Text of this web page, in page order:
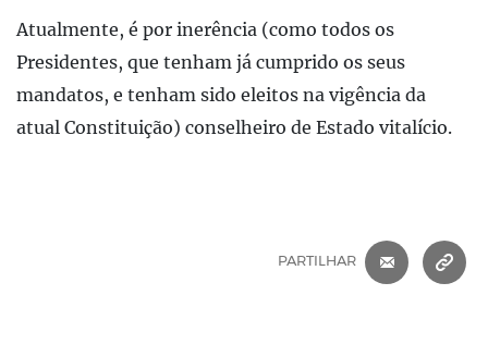
Atualmente, é por inerência (como todos os
Presidentes, que tenham já cumprido os seus
mandatos, e tenham sido eleitos na vigência da
atual Constituição) conselheiro de Estado vitalício.
PARTILHAR